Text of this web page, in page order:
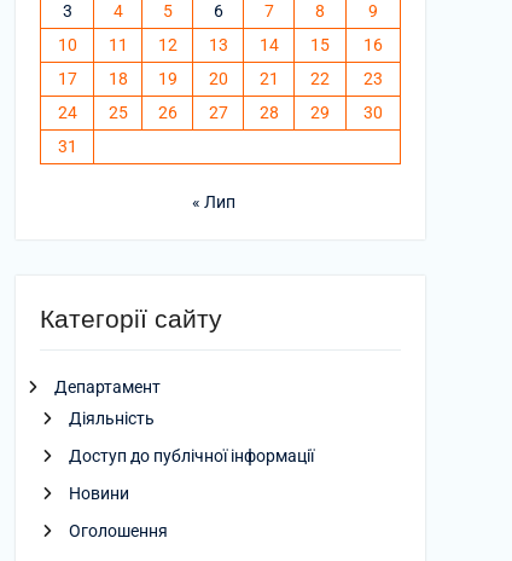
3
4 5 6 7 8
9
10
11 12 13 14 15
16
17
18 19 20 21 22
23
24
25 26 27 28 29
30
31
« Лип
Категорії сайту
Департамент
Діяльність
Доступ до публічної інформації
Новини
Оголошення